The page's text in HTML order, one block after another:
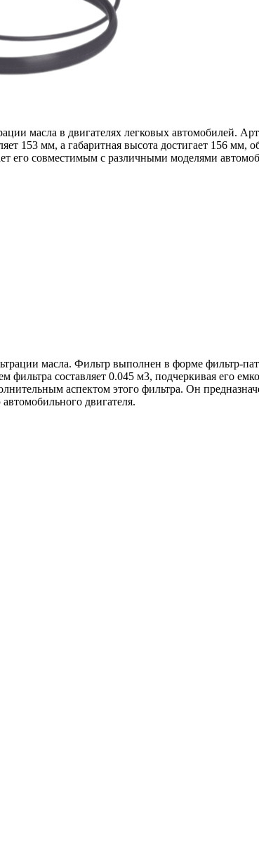
масла в двигателях легковых автомобилей.
153 мм, а габаритная высота достигает 156 мм,
его совместимым с различными моделями
масла. Фильтр выполнен в форме фильтр-
составляет 0.045 м3, подчеркивая его
аспектом этого фильтра. Он
двигателя.